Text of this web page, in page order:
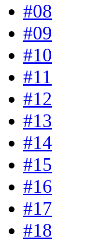
#08
#09
#10
#11
#12
#13
#14
#15
#16
#17
#18